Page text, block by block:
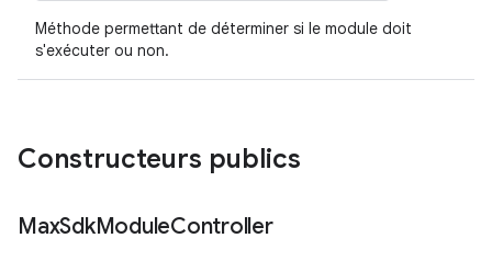
Méthode permettant de déterminer si le module doit
s'exécuter ou non.
Constructeurs publics
MaxSdkModuleController